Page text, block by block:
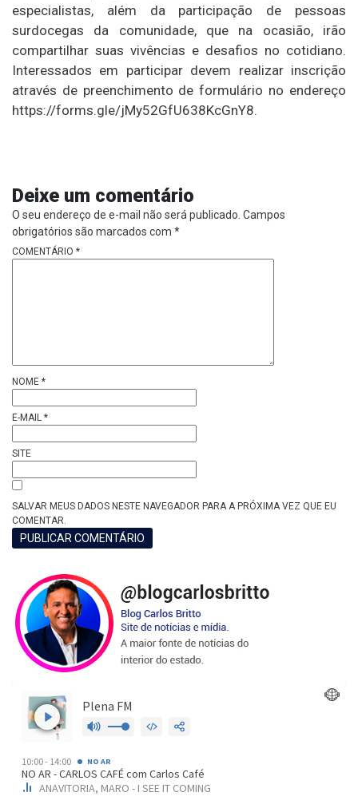
especialistas, além da participação de pessoas
surdocegas da comunidade, que na ocasião, irão
compartilhar suas vivências e desafios no cotidiano.
Interessados em participar devem realizar inscrição
através de preenchimento de formulário no endereço
https://forms.gle/jMy52GfU638KcGnY8.
Deixe um comentário
O seu endereço de e-mail não será publicado. Campos
obrigatórios são marcados com *
COMENTÁRIO *
NOME *
E-MAIL *
SITE
SALVAR MEUS DADOS NESTE NAVEGADOR PARA A PRÓXIMA VEZ QUE EU
COMENTAR.